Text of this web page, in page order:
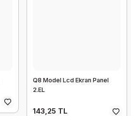
Q8 Model Lcd Ekran Panel
2.EL
143,25 TL